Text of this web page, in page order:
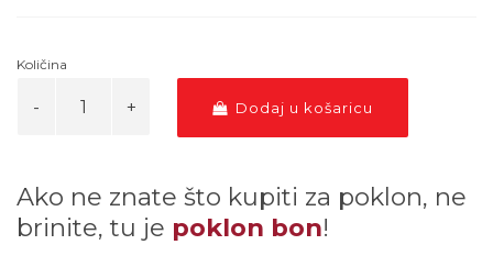
Količina
Dodaj u košaricu
Ako ne znate što kupiti za poklon, ne
brinite, tu je poklon bon!